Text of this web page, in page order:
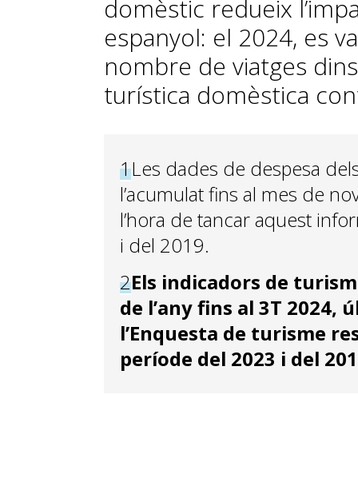
domèstic redueix
espanyol: el 2024, es
nombre de viatges
turística domèstica
1Les dades de despesa
l’acumulat fins al mes de
l’hora de tancar aquest
i del 2019.
2Els indicadors de
de l’any fins al 3T 2024,
l’Enquesta de turisme
període del 2023 i del